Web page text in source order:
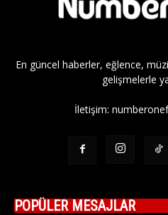
En güncel haberler, eğlence,
gelişmelerle
İletişim:
POPÜLER MESAJLAR